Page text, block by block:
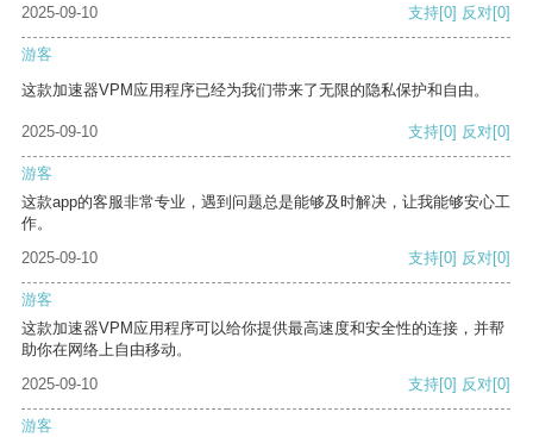
2025-09-10 支持[0] 反对[0]
游客
这款加速器VPM应用程序已经为我们带来了无限的隐私保护和自由。
2025-09-10 支持[0] 反对[0]
游客
这款app的客服非常专业，遇到问题总是能够及时解决，让我能够安心工
作。
2025-09-10
支持[0] 反对[0]
游客
这款加速器VPM应用程序可以给你提供最高速度和安全性的连接，并帮
助你在网络上自由移动。
2025-09-10
支持[0] 反对[0]
游客